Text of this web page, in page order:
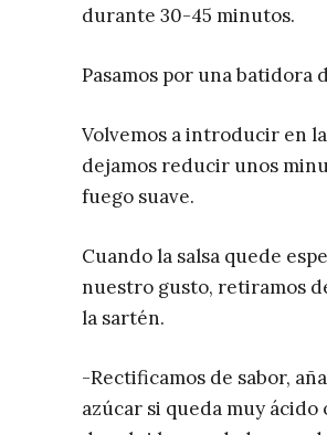
durante 30-45 minutos.
Pasamos por una batidora
Volvemos a introducir en
dejamos reducir unos
fuego suave.
Cuando la salsa quede
nuestro gusto, retiramos
la sartén.
-Rectificamos de sabor,
azúcar si queda muy ácido